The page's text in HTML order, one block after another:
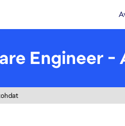
Engineer -